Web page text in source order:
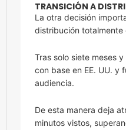
TRANSICIÓN A
La otra decisión
distribución totalmente
Tras solo siete meses
con base en EE. UU. y
audiencia.
De esta manera deja
minutos vistos,